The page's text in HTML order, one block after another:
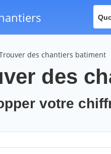
des chantiers batiment
des
votre